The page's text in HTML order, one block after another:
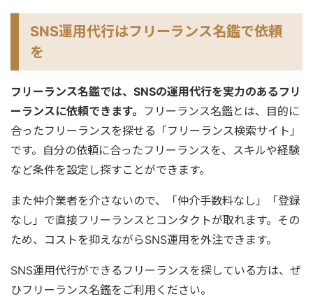
営改善と同じ考え方だと思っていま
す。だからこそ、コスト・人手・時間
が限られた環境でもリアルな提案がで
営課題はあるが、何から手をつければ
いいかわからない デザインと経営の相
談を別々にするのが面倒 地方在住で良
質な相談相手が見つからない コストを
抑えつつ、本質的な改善をしたい 正直
に、気を使わず話せる相手を探してい
る 対応可能なサービス一覧 Webサイト
制作：ホームページ制作、LP制作 経営
理・戦略立案サポート バナー制作：広
告バナー・SNS投稿画像・ヘッダー・
アイコン 動画制作： ショート動画
（SNS・採用・商品紹介） 印刷物：名
記事：金融記事、人事記事 その他：フ
ロー図・組織図・提案資料のビジュア
ル化 AI使用可：Gensparkをはじめと
課題解決や業務効率化においては、深
い専門知識と豊富な経験を有していま
す。 また、社内のプロジェクトマネジ
ち上げ時、提案資料の作成から営業管
し、３年で事業部売上3億円を達成しま
した。 高い問題解決能力とコミュニケ
ーション能力を活かし、クライアント
の課題を明確化し、最適な解決策を提
供します。 課題解決を主として行うた
め、業界を問わず全業種に対応してい
ップから、人事の採用支援まで、経営
に係るすべての業について改善を行
い、企業の成長につなげます。
SNS運用代行はフリーランス名鑑で依頼
を
フリーランス名鑑では、SNSの運用代行を実力のあるフリ
ーランスに依頼できます。 フリーランス名鑑とは、目的に
合ったフリーランスを探せる「フリーランス検索サイト」
です。自分の依頼に合ったフリーランスを、スキルや経験
など条件を設定し探すことができます。
また仲介業者を介さないので、「仲介手数料なし」「登録
なし」で直接フリーランスとコンタクトが取れます。その
ため、コストを抑えながらSNS運用を外注できます。
SNS運用代行ができるフリーランスを探している方は、ぜ
ひフリーランス名鑑をご利用ください。